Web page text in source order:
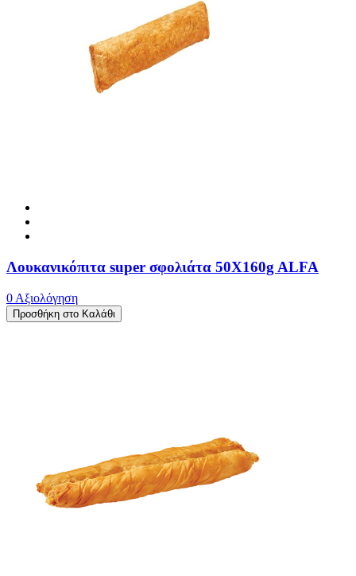
Λουκανικόπιτα super σφολιάτα 50X160g ALFA
0 Αξιολόγηση
Προσθήκη στο Καλάθι